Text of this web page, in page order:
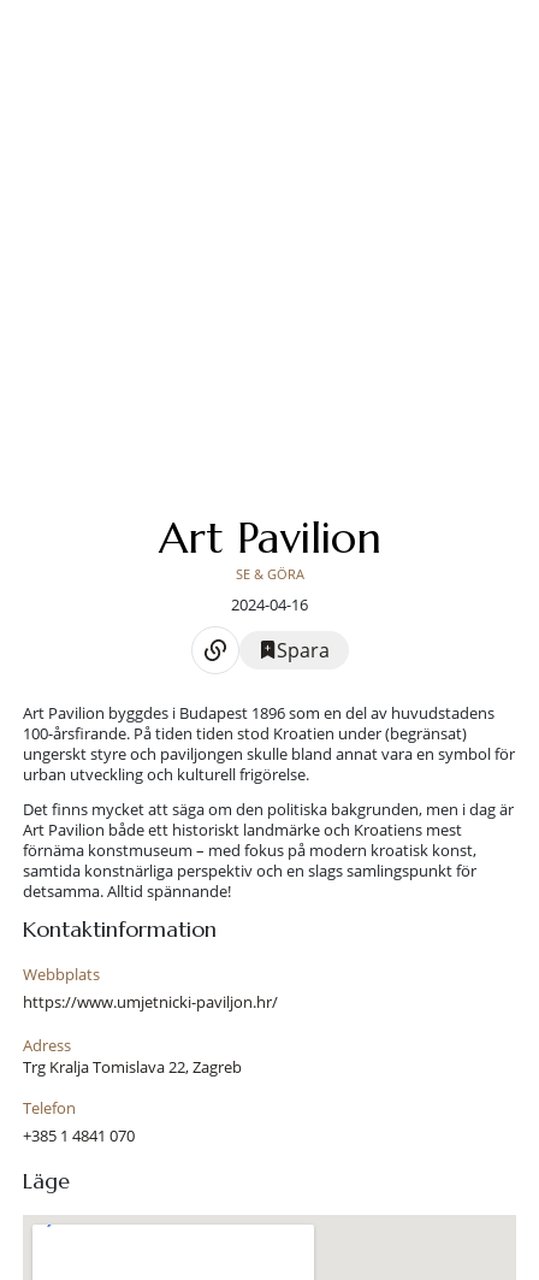
Art Pavilion
SE & GÖRA
2024-04-16
Spara
Art Pavilion byggdes i Budapest 1896 som en del av huvudstadens
100-årsfirande. På tiden tiden stod Kroatien under (begränsat)
ungerskt styre och paviljongen skulle bland annat vara en symbol för
urban utveckling och kulturell frigörelse.
Det finns mycket att säga om den politiska bakgrunden, men i dag är
Art Pavilion både ett historiskt landmärke och Kroatiens mest
förnäma konstmuseum – med fokus på modern kroatisk konst,
samtida konstnärliga perspektiv och en slags samlingspunkt för
detsamma. Alltid spännande!
Kontaktinformation
Webbplats
https://www.umjetnicki-paviljon.hr/
Adress
Trg Kralja Tomislava 22, Zagreb
Telefon
+385 1 4841 070
Läge